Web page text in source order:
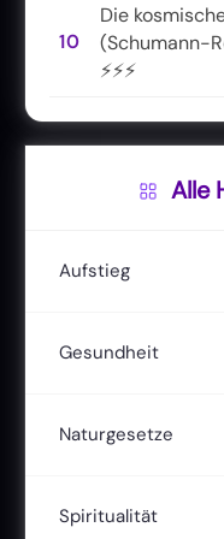
10
Die
(Schumann-
⚡⚡⚡
Alle
Aufstieg
Gesundheit
Naturgesetze
Hermetik
Spiritualität